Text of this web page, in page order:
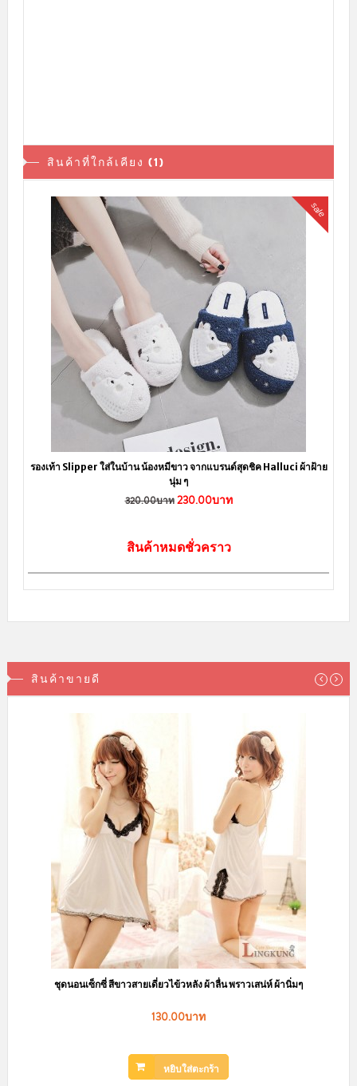
สินค้าที่ใกล้เคียง (1)
sale
รองเท้า Slipper ใส่ในบ้าน น้องหมีขาว จากแบรนด์สุดชิค Halluci ผ้าฝ้าย
นุ่ม ๆ
320.00บาท 230.00บาท
สินค้าหมดชั่วคราว
สินค้าขายดี
ชุดนอนเซ็กซี่ สีขาวสายเดี่ยวไข้วหลัง ผ้าลื่น พราวเสน่ห์ ผ้านิ่มๆ
130.00บาท
หยิบใส่ตะกร้า